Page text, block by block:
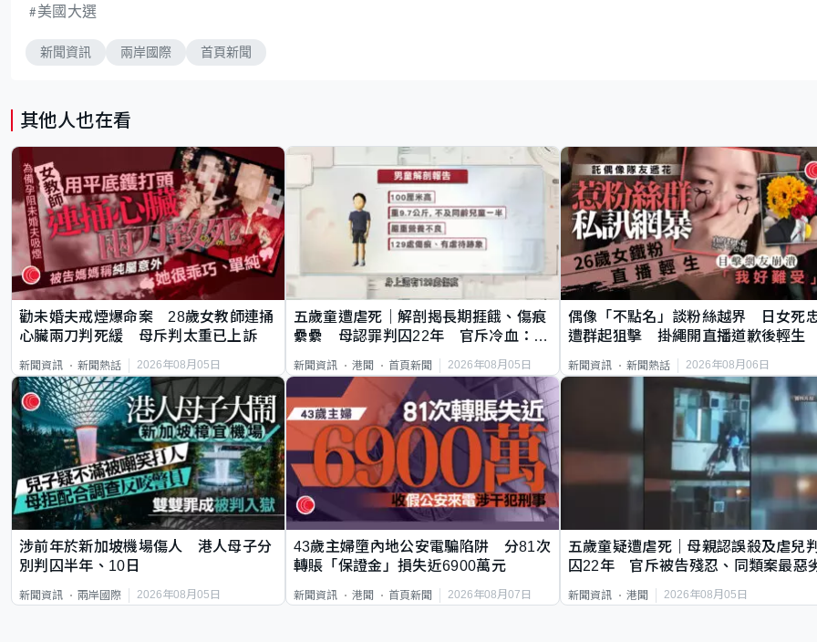
美國大選
新聞資訊 兩岸國際 首頁新聞
其他人也在看
勸未婚夫戒煙爆命案 28歲女教師連捅
心臟兩刀判死緩 母斥判太重已上訴
新聞資訊 新聞熱話 2026年08月05日
五歲童遭虐死｜解剖揭長期捱餓、傷痕
纍纍 母認罪判囚22年 官斥冷血：同
新聞資訊 港聞 首頁新聞 2026年08月05日
偶像「不點名」談粉絲越界 日女死
遭群起狙擊 掛繩開直播道歉後輕生
新聞資訊 新聞熱話 2026年08月06日
涉前年於新加坡機場傷人 港人母子分
別判囚半年、10日
新聞資訊 兩岸國際 2026年08月05日
43歲主婦墮內地公安電騙陷阱 分81次
轉賬「保證金」損失近6900萬元
新聞資訊 港聞 首頁新聞 2026年08月07日
五歲童疑遭虐死｜母親認誤殺及虐兒
囚22年 官斥被告殘忍、同類案最惡
新聞資訊 港聞 2026年08月05日